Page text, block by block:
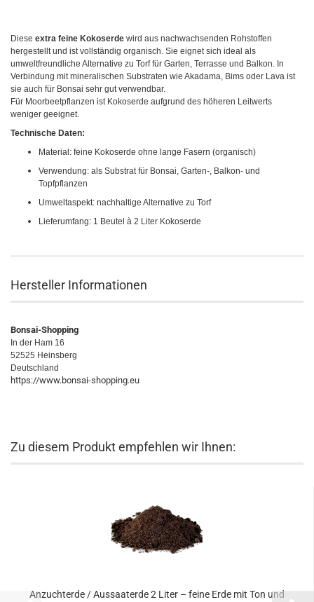
Diese extra feine Kokoserde wird aus nachwachsenden Rohstoffen
hergestellt und ist vollständig organisch. Sie eignet sich ideal als
umweltfreundliche Alternative zu Torf für Garten, Terrasse und Balkon. In
Verbindung mit mineralischen Substraten wie Akadama, Bims oder Lava ist
sie auch für Bonsai sehr gut verwendbar.
Für Moorbeetpflanzen ist Kokoserde aufgrund des höheren Leitwerts
weniger geeignet.
Technische Daten:
Material: feine Kokoserde ohne lange Fasern (organisch)
Verwendung: als Substrat für Bonsai, Garten-, Balkon- und
Topfpflanzen
Umweltaspekt: nachhaltige Alternative zu Torf
Lieferumfang: 1 Beutel à 2 Liter Kokoserde
Hersteller Informationen
Bonsai-Shopping
In der Ham 16
52525 Heinsberg
Deutschland
https://www.bonsai-shopping.eu
Zu diesem Produkt empfehlen wir Ihnen:
Anzuchterde / Aussaaterde 2 Liter – feine Erde mit Ton und